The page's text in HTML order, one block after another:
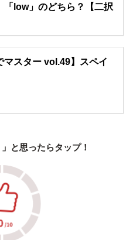
「low」のどちら？【二択
マスター vol.49】スペイ
と思ったらタップ！